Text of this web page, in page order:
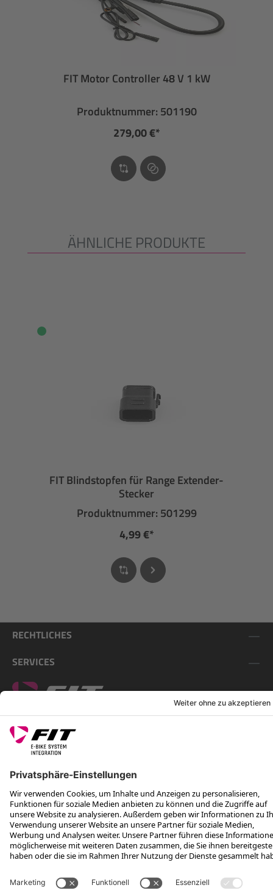
FIT Motor Controller 48 V 1 kW
Produktnummer: 501190
279,00 €*
Produktgalerie überspringen
ÄHNLICHE PRODUKTE
FIT Blindstopfen für Range Extender-
Stecker
Produktnummer: 501299
4,99 €*
RECHTLICHES
SERVICES
*Unverbindliche Preisempfehlung inkl. MwSt. zzgl. Versandkosten
Rotax Bike Technology AG © 2025